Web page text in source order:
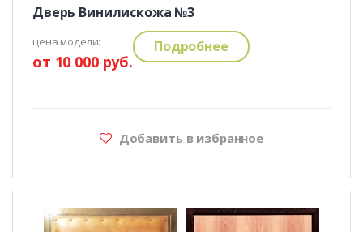
Дверь Винилискожа №3
цена модели:
от 10 000 руб.
Подробнее
Добавить в избранное